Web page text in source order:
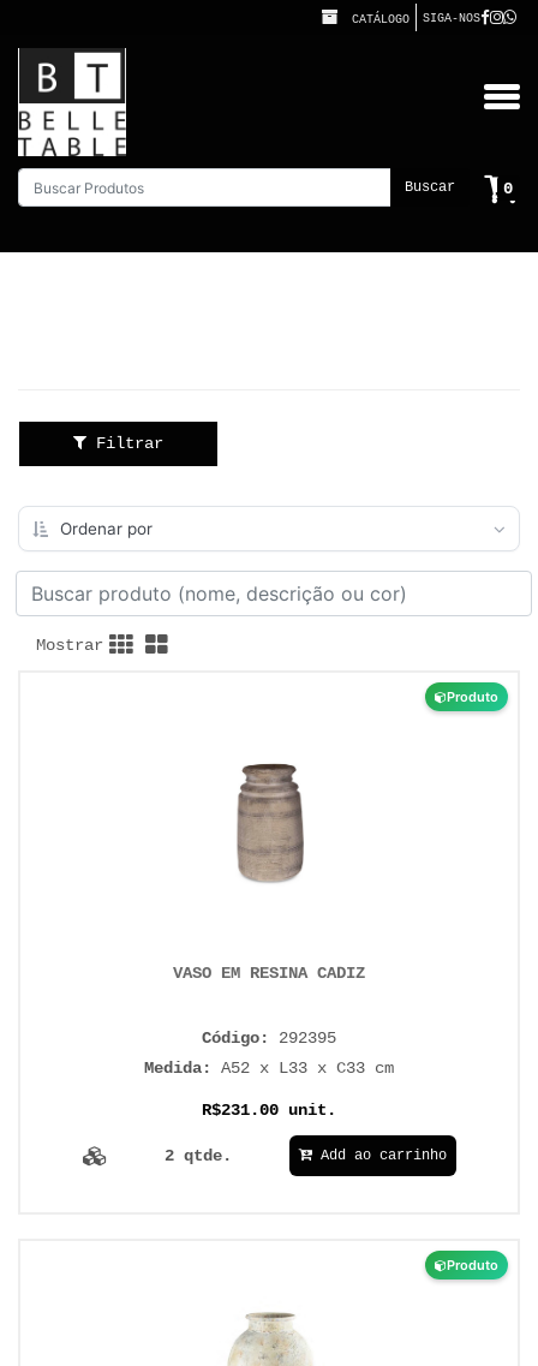
CATÁLOGO SIGA-NOS
Buscar 0
Filtrar
Mostrar
Produto
VASO EM RESINA CADIZ
Código: 292395
Medida: A52 x L33 x C33 cm
R$231.00 unit.
2 qtde. Add ao carrinho
Produto